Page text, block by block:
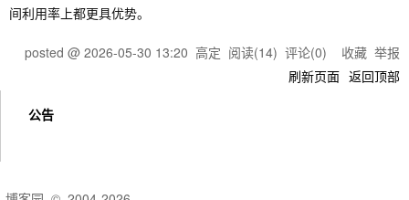
间利用率上都更具优势。
posted @ 2026-05-30 13:20 高定 阅读(14) 评论(0) 收藏 举报
刷新页面 返回顶部
公告